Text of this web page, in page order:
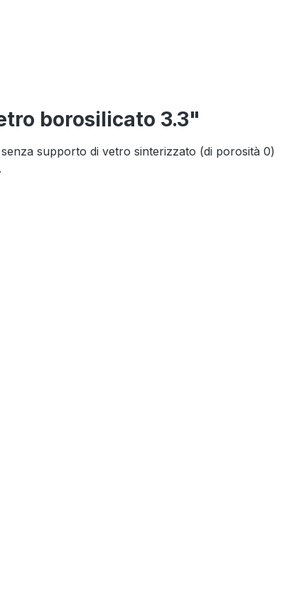
borosilicato 3.3"
supporto di vetro sinterizzato (di porosità 0)